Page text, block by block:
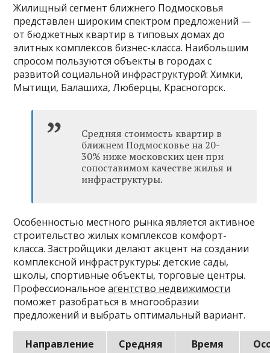
Жилищный сегмент ближнего Подмосковья
представлен широким спектром предложений —
от бюджетных квартир в типовых домах до
элитных комплексов бизнес-класса. Наибольшим
спросом пользуются объекты в городах с
развитой социальной инфраструктурой: Химки,
Мытищи, Балашиха, Люберцы, Красногорск.
Средняя стоимость квартир в
ближнем Подмосковье на 20-
30% ниже московских цен при
сопоставимом качестве жилья и
инфраструктуры.
Особенностью местного рынка является активное
строительство жилых комплексов комфорт-
класса. Застройщики делают акцент на создании
комплексной инфраструктуры: детские сады,
школы, спортивные объекты, торговые центры.
Профессиональноеагентство недвижимости
поможет разобраться в многообразии
предложений и выбрать оптимальный вариант.
Направление
Средняя
Время